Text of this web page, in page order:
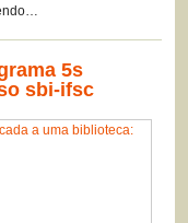
5s
sbi-ifsc